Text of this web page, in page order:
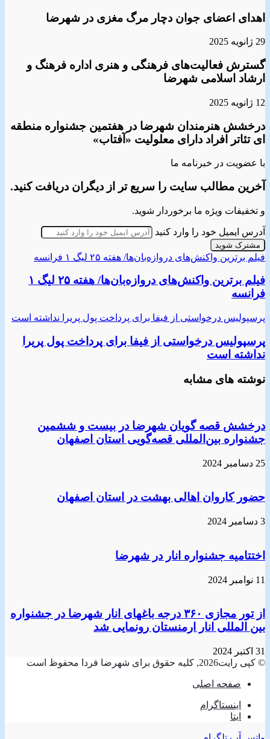
اهدای اعضای جوان دچار مرگ مغزی در شهرضا
29 ژانویه 2025
گسترش فعالیت‌های فرهنگی و هنری اداره فرهنگ و
ارشاد اسلامی شهرضا
12 ژانویه 2025
درخشش هنرمندان شهرضا در هفتمین جشنواره منطقه
ای تئاتر افراد دارای معلولیت «آفتاب»
با عضویت در خبرنامه ما
آخرین مطالب سایت را سریع تر از دیگران دریافت کنید.
و تخفیفات ویژه ما برخوردار شوید.
آدرس ایمیل خود را وارد کنید
فیلم برترین واکنش‌های دروازه‌بان‌ها/ هفته ۲۵ لیگ ۱ فرانسه
فیلم برترین واکنش‌های دروازه‌بان‌ها/ هفته ۲۵ لیگ ۱
فرانسه
پرسپولیس درخواستی از فیفا برای پرداخت پول پریرا نداشته است
پرسپولیس درخواستی از فیفا برای پرداخت پول پریرا
نداشته است
نوشته های مشابه
درخشش قصه گویان شهرضا در بیست و ششمین
جشنواره بین‌المللی قصه‌گویی استان اصفهان
25 دسامبر 2024
حضور کاروان اهالی بهشت در استان اصفهان
3 دسامبر 2024
اختتامیه جشنواره انار در شهرضا
11 نوامبر 2024
از تور مجازی ۳۶۰ درجه باغهای انار شهرضا در جشنواره
بین المللی انار ارمنستان رونمایی شد
31 اکتبر 2024
© کپی رایت2026, کلیه حقوق برای شهرضا فردا محفوظ است
صفحه اصلی
اینستاگرام
ایتا